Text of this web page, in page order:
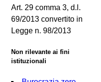
Art. 29 comma 3, d.l.
69/2013 convertito in
Legge n. 98/2013
Non rilevante ai fini
istituzionali